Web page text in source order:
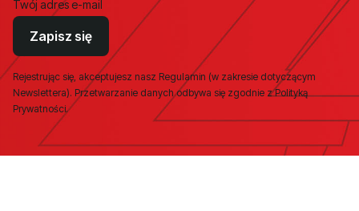
Twój adres e-mail
Zapisz się
Rejestrując się, akceptujesz nasz Regulamin (w zakresie dotyczącym
Newslettera). Przetwarzanie danych odbywa się zgodnie z Polityką
Prywatności.